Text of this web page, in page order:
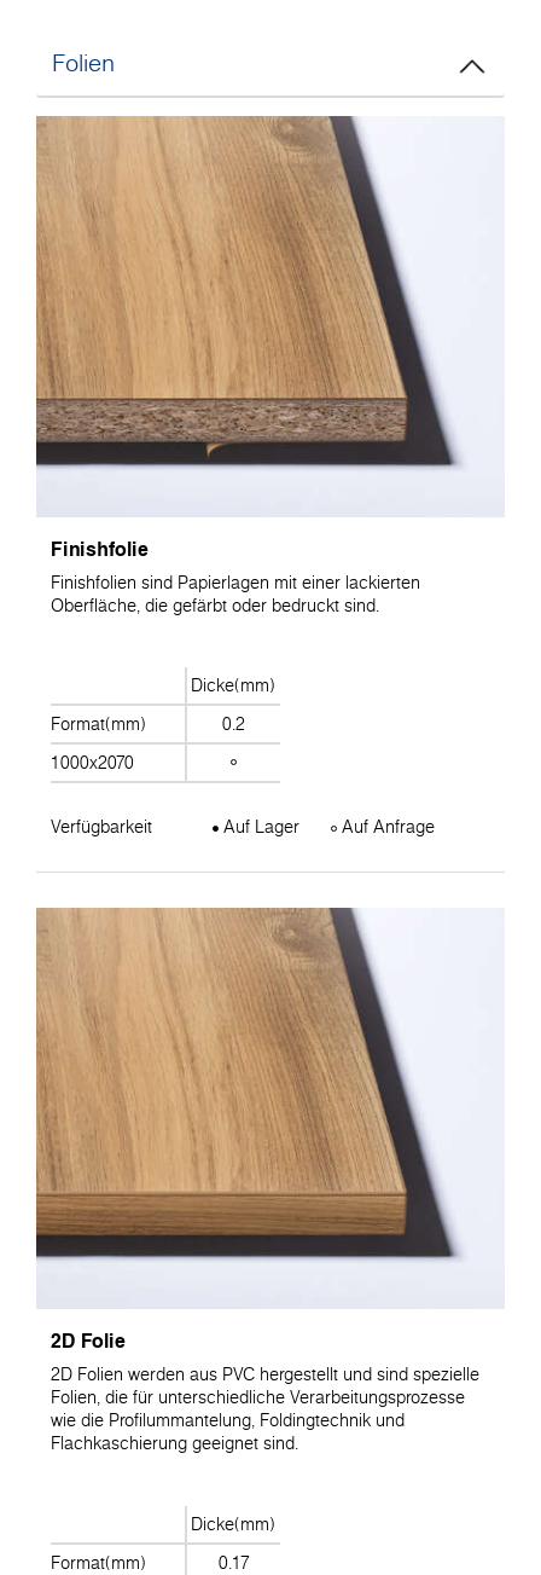
Folien
Finishfolie
Finishfolien sind Papierlagen mit einer lackierten
Oberfläche, die gefärbt oder bedruckt sind.
Dicke(mm)
Format(mm)
0.2
1000x2070
Verfügbarkeit Auf Lager Auf Anfrage
2D Folie
2D Folien werden aus PVC hergestellt und sind spezielle
Folien, die für unterschiedliche Verarbeitungsprozesse
wie die Profilummantelung, Foldingtechnik und
Flachkaschierung geeignet sind.
Dicke(mm)
Format(mm)
0.17